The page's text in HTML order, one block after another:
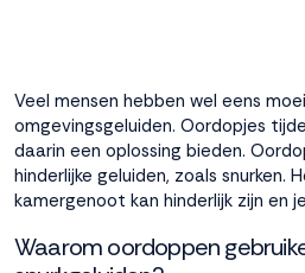
onze marketing
cookies. Kies je voor
Weigeren? Dan
plaatsen we alleen
functionele en
Veel mensen hebben wel eens
omgevingsgeluiden. Oordopjes
daarin een oplossing bieden.
hinderlijke geluiden, zoals snurken.
kamergenoot kan hinderlijk zijn en
Waarom oordoppen